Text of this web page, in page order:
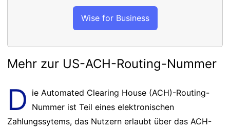
Wise for Business
Mehr zur US-ACH-Routing-Nummer
D ie Automated Clearing House (ACH)-Routing-
Nummer ist Teil eines elektronischen
Zahlungssytems, das Nutzern erlaubt über das ACH-